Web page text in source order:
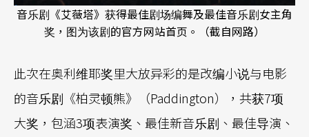
音乐剧《艾薇塔》获得最佳剧场编舞及最佳音乐剧女主角
奖，图为该剧的官方网站首页。（截自网路）
此次在奥利维耶奖里大放异彩的是改编小说与电影
的音乐剧《柏灵顿熊》（Paddington），共获7项
大奖，包涵3项表演奖、最佳新音乐剧、最佳导演、